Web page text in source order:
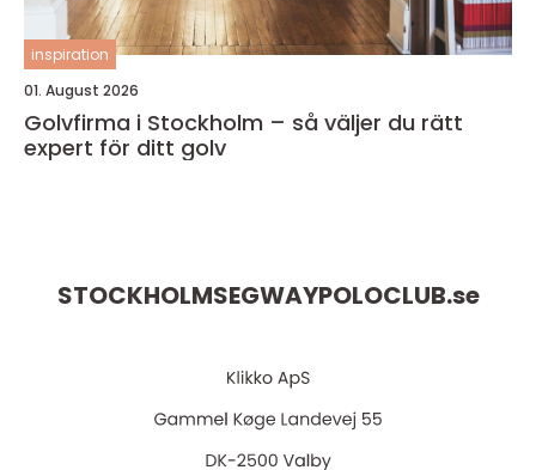
inspiration
01. August 2026
Golvfirma i Stockholm – så väljer du rätt
expert för ditt golv
STOCKHOLMSEGWAYPOLOCLUB.se